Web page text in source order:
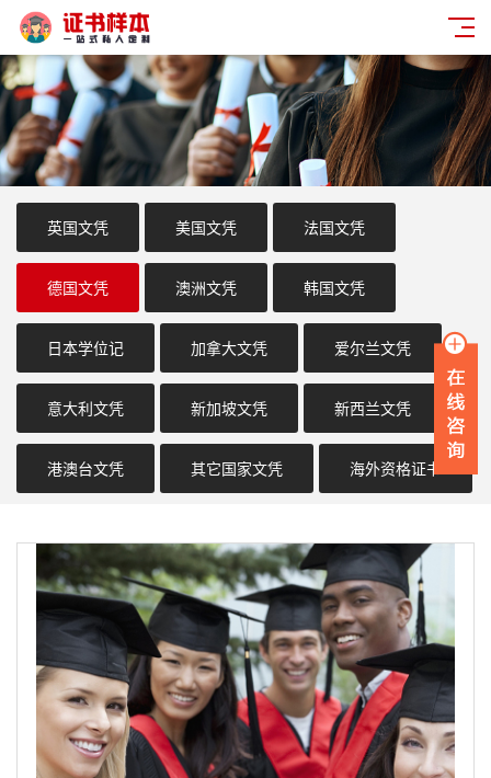
英国文凭 美国文凭 法国文凭
德国文凭 澳洲文凭 韩国文凭
日本学位记 加拿大文凭 爱尔兰文凭
意大利文凭 新加坡文凭 新西兰文凭
港澳台文凭 其它国家文凭 海外资格证书